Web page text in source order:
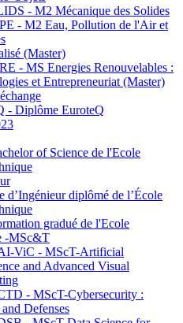
- M2 Mécanique des Solides
- M2 Eau, Pollution de l'Air et
(Master)
- MS Energies Renouvelables :
et Entrepreneuriat (Master)
- Diplôme EuroteQ
of Science de l'Ecole
d’Ingénieur diplômé de l’École
gradué de l'Ecole
-MSc&T
ViC - MScT-Artificial
and Advanced Visual
- MScT-Cybersecurity :
Defenses